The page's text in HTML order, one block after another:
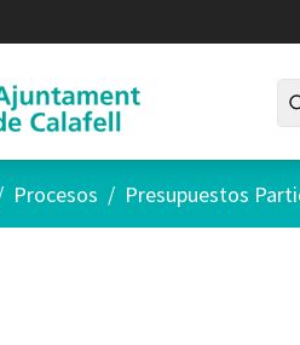
principal
Procesos / Presupuestos